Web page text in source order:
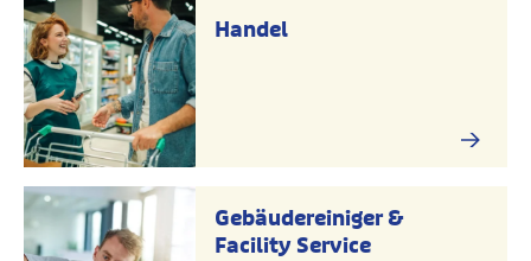
Handel
Gebäudereiniger &
Facility Service